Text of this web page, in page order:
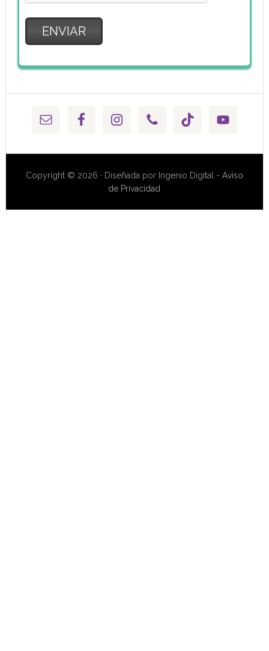
Copyright © 2026 · Diseñada por Ingenio Digital - Aviso
de Privacidad